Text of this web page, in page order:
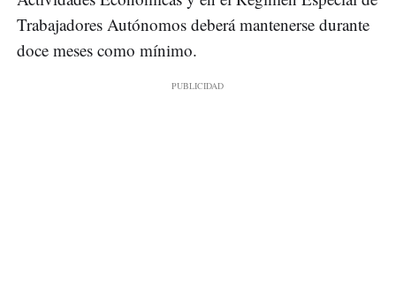
Trabajadores Autónomos deberá mantenerse durante
doce meses como mínimo.